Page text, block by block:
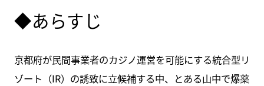
◆あらすじ
京都府が民間事業者のカジノ運営を可能にする統合型リ
ゾート（IR）の誘致に立候補する中、とある山中で爆薬